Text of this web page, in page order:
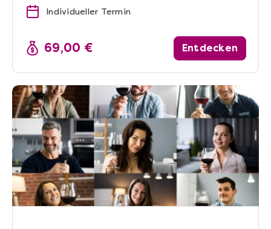
Individueller Termin
69,00 € Entdecken